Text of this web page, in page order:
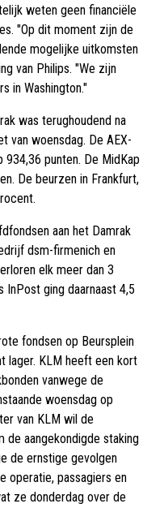
weten geen financiële
"Op dit moment zijn de
mogelijke uitkomsten
van Philips. "We zijn
in Washington."
was terughoudend na
van woensdag. De AEX-
punten. De MidKap
De beurzen in Frankfurt,
aan het Damrak
dsm-firmenich en
elk meer dan 3
InPost ging daarnaast 4,5
fondsen op Beursplein
lager. KLM heeft een kort
vanwege de
woensdag op
van KLM wil de
de aangekondigde staking
de ernstige gevolgen
operatie, passagiers en
ze donderdag over de